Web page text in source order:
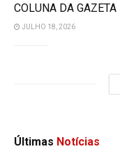
COLUNA DA GAZETA
JULHO 18, 2026
Últimas Notícias